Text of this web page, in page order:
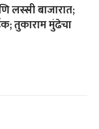
लस्सी बाजारात;
​तुकाराम मुंढेचा